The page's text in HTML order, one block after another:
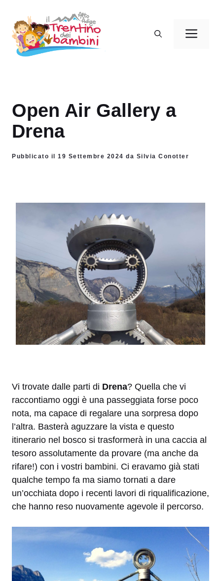
contenuto
Open Air Gallery a
Drena
Pubblicato il 19 Settembre 2024 da Silvia Conotter
Vi trovate dalle parti di Drena? Quella che vi
raccontiamo oggi è una passeggiata forse poco
nota, ma capace di regalare una sorpresa dopo
l’altra. Basterà aguzzare la vista e questo
itinerario nel bosco si trasformerà in una caccia al
tesoro assolutamente da provare (ma anche da
rifare!) con i vostri bambini. Ci eravamo già stati
qualche tempo fa ma siamo tornati a dare
un’occhiata dopo i recenti lavori di riqualificazione,
che hanno reso nuovamente agevole il percorso.